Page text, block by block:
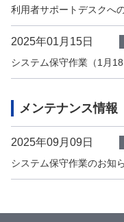
利用者サポートデスクへの電子メール
2025年01月15日
システム保守作業（1月18日（土）18時
メンテナンス情報
2025年09月09日
システム保守作業のお知らせ（